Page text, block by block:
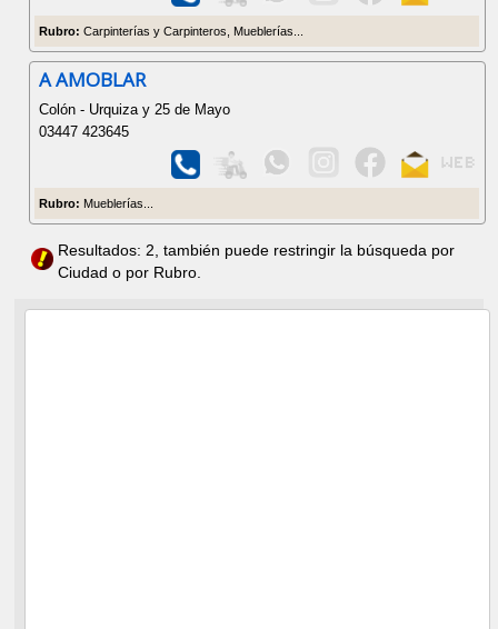
Rubro: Carpinterías y Carpinteros, Mueblerías...
A AMOBLAR
Colón - Urquiza y 25 de Mayo
03447 423645
Rubro: Mueblerías...
Resultados: 2, también puede restringir la búsqueda por
Ciudad o por Rubro.